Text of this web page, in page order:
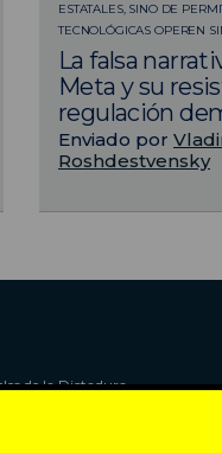
ESTATALES, SINO DE
TECNOLÓGICAS OPEREN
La falsa
Meta y su
regulación
Enviado por
Roshdestvensky
de la Dictadura